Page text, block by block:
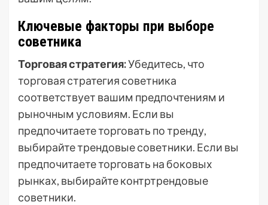
Ключевые факторы при выборе
советника
Торговая стратегия:Убедитесь, что
торговая стратегия советника
соответствует вашим предпочтениям и
рыночным условиям. Если вы
предпочитаете торговать по тренду,
выбирайте трендовые советники. Если вы
предпочитаете торговать на боковых
рынках, выбирайте контртрендовые
советники.